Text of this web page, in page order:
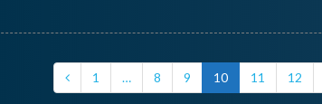
1 … 8 9 10 11 12